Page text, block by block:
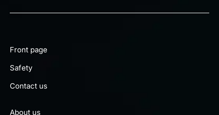
Front page
Safety
Contact us
About us